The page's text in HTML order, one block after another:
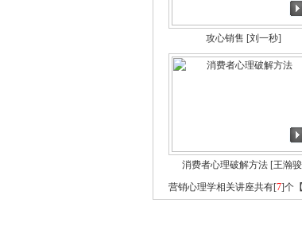
攻心销售 [刘一秒]
消费者心理破解方法[王瀚
营销心理学相关讲座共有[7]个【